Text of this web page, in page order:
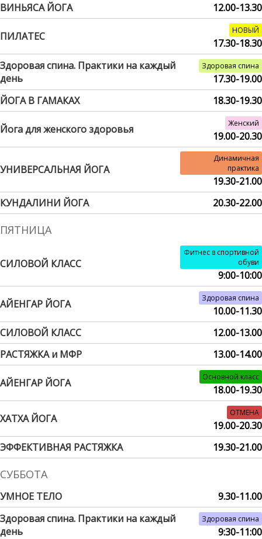
ВИНЬЯСА ЙОГА
12.00-13.30
ПИЛАТЕС НОВЫЙ
17.30-18.30
Здоровая спина. Практики на каждый
день
Здоровая спина
17.30-19.00
ЙОГА В ГАМАКАХ
18.30-19.30
Йога для женского здоровья Женский
19.00-20.30
УНИВЕРСАЛЬНАЯ ЙОГА
Динамичная
практика
19.30-21.00
КУНДАЛИНИ ЙОГА
20.30-22.00
ПЯТНИЦА
СИЛОВОЙ КЛАСС
Фитнес в спортивной
обуви
9:00-10:00
АЙЕНГАР ЙОГА Здоровая спина
10.00-11.30
СИЛОВОЙ КЛАСС
12.00-13.00
РАСТЯЖКА и МФР
13.00-14.00
АЙЕНГАР ЙОГА Основной класс
18.00-19.30
ХАТХА ЙОГА ОТМЕНА
19.00-20.30
ЭФФЕКТИВНАЯ РАСТЯЖКА
19.30-21.00
СУББОТА
УМНОЕ ТЕЛО
9.30-11.00
Здоровая спина. Практики на каждый
день
Здоровая спина
9:30-11:00